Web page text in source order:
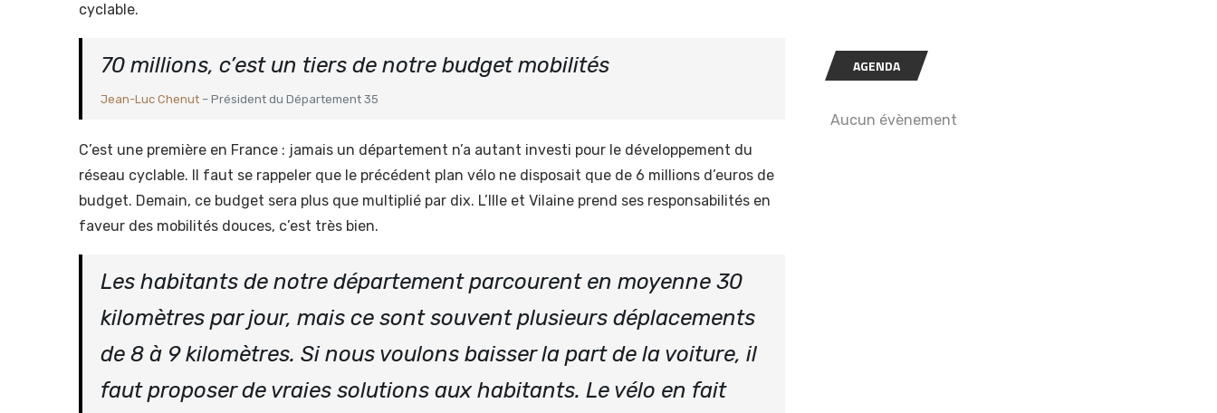
cyclable.
70 millions, c’est un tiers de notre budget mobilités
Jean-Luc Chenut – Président du Département 35
C’est une première en France : jamais un département n’a autant investi pour le développement du
réseau cyclable. Il faut se rappeler que le précédent plan vélo ne disposait que de 6 millions d’euros de
budget. Demain, ce budget sera plus que multiplié par dix. L’Ille et Vilaine prend ses responsabilités en
faveur des mobilités douces, c’est très bien.
Les habitants de notre département parcourent en moyenne 30
kilomètres par jour, mais ce sont souvent plusieurs déplacements
de 8 à 9 kilomètres. Si nous voulons baisser la part de la voiture, il
faut proposer de vraies solutions aux habitants. Le vélo en fait
AGENDA
Aucun évènement